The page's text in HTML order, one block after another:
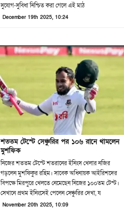
সুযোগ-সুবিধা নিশ্চিত করা গেলে এই মাঠ
December 19th 2025, 10:24
শততম টেস্টে সেঞ্চুরির পর ১০৬ রানে থামলেন
মুশফিক
নিজের শততম টেস্টে শতরানের ইনিংস খেলার নজির
গড়লেন মুশফিকুর রহিম। সাবেক অধিনায়ক আইরিশদের
বিপক্ষে মিরপুরে খেলতে নেমেছেন নিজের ১০০তম টেস্ট।
সেখানে প্রথম ইনিংসেই পেলেন সেঞ্চুরির দেখা, য
November 20th 2025, 10:09